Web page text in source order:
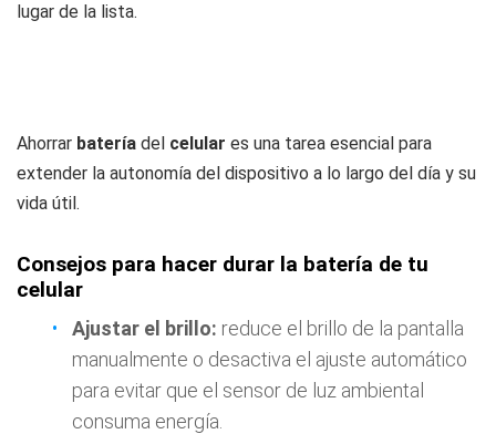
lugar de la lista.
Ahorrar batería del celular es una tarea esencial para
extender la autonomía del dispositivo a lo largo del día y su
vida útil.
Consejos para hacer durar la batería de tu
celular
Ajustar el brillo: reduce el brillo de la pantalla
manualmente o desactiva el ajuste automático
para evitar que el sensor de luz ambiental
consuma energía.